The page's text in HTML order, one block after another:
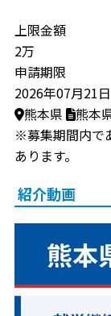
上限金額
2万
申請期限
2026年07月21日
熊本県
熊本
※募集期間内で
あります。
紹介動画